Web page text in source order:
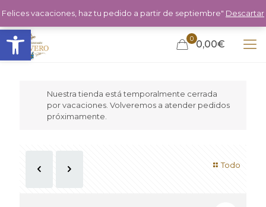
Abrir barra de herramientas 0 0,00€
Nuestra tienda está temporalmente cerrada
por vacaciones. Volveremos a atender pedidos
próximamente.
Todo
Felices vacaciones, haz tu pedido a partir de septiembre" Descartar